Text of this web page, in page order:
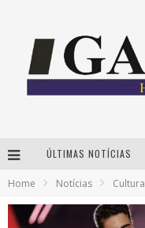
ÚLTIMAS NOTÍCIAS
Home Notícias Cultura